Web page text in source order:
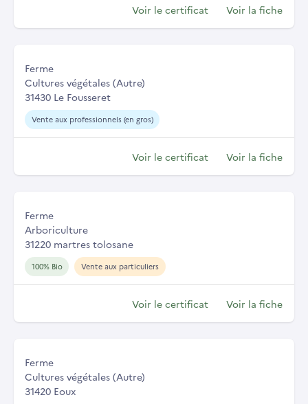
Voir le certificat Voir la fiche
Ferme
Cultures végétales (Autre)
31430 Le Fousseret
Vente aux professionnels (en gros)
Voir le certificat Voir la fiche
Ferme
Arboriculture
31220 martres tolosane
100% Bio Vente aux particuliers
Voir le certificat Voir la fiche
Ferme
Cultures végétales (Autre)
31420 Eoux